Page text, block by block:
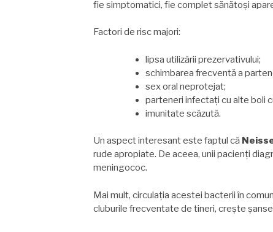
fie simptomatici, fie complet sănătoși
Factori de risc majori:
lipsa utilizării prezervativului;
schimbarea frecventă a
sex oral neprotejat;
parteneri infectați cu alte boli
imunitate scăzută.
Un aspect interesant este faptul că
rude apropiate. De aceea, unii pacienți
meningococ.
Mai mult, circulația acestei bacterii în
cluburile frecventate de tineri, crește